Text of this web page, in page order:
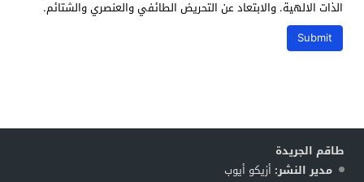
الذات الالهية. والابتعاد عن التحريض الطائفي والعنصري والشتائم.
طاقم الجريدة
مدير النشر: أزيكو أيوب